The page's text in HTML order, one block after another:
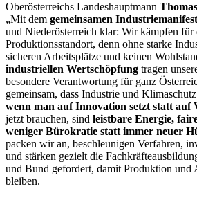
Oberösterreichs Landeshauptmann
„Mit dem gemeinsamen Industriemanifest
und Niederösterreich klar: Wir kämpfen für
Produktionsstandort, denn ohne starke
sicheren Arbeitsplätze und keinen
industriellen Wertschöpfung tragen
besondere Verantwortung für ganz
gemeinsam, dass Industrie und
wenn man auf Innovation setzt statt auf
jetzt brauchen, sind leistbare Energie,
weniger Bürokratie statt immer neuer
packen wir an, beschleunigen Verfahren,
und stärken gezielt die
und Bund gefordert, damit Produktion und
bleiben.